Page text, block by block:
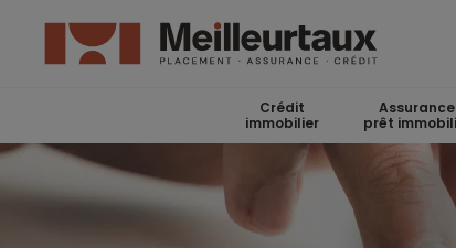
Crédit
immobilier
Assurance
prêt